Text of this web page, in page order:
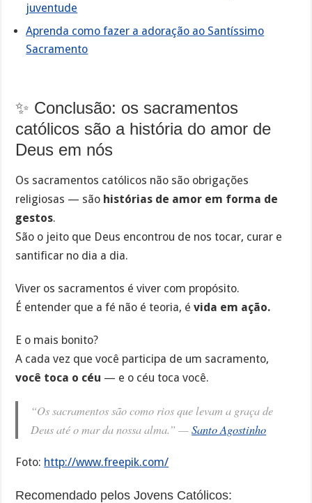
juventude
Aprenda como fazer a adoração ao Santíssimo
Sacramento
✨ Conclusão: os sacramentos
católicos são a história do amor de
Deus em nós
Os sacramentos católicos não são obrigações
religiosas — são histórias de amor em forma de
gestos.
São o jeito que Deus encontrou de nos tocar, curar e
santificar no dia a dia.
Viver os sacramentos é viver com propósito.
É entender que a fé não é teoria, évida em ação.
E o mais bonito?
A cada vez que você participa de um sacramento,
você toca o céu — e o céu toca você.
“Os sacramentos são como rios que levam a graça de
Deus até o mar da nossa alma.” —Santo Agostinho
Foto: http://www.freepik.com/
Recomendado pelos Jovens Católicos: